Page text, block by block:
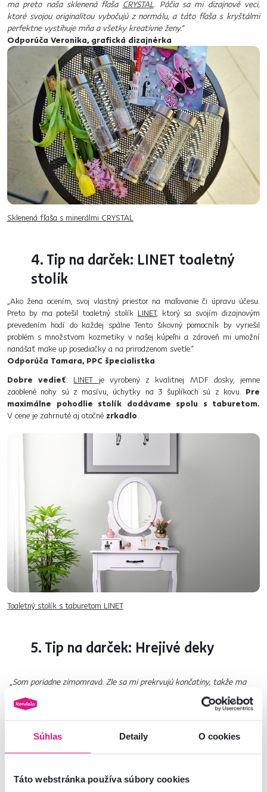
Súhlas Detaily O cookies
Táto webstránka používa súbory cookies
ma preto naša sklenená fľaša CRYSTAL. Páčia sa mi dizajnové veci,
ktoré svojou originalitou vybočujú z normálu, a táto fľaša s kryštálmi
perfektne vystihuje mňa a všetky kreatívne ženy.“
Odporúča Veronika, grafická dizajnérka
Sklenená fľaša s minerálmi CRYSTAL
4. Tip na darček: LINET toaletný
stolík
„Ako žena ocením, svoj vlastný priestor na maľovanie či úpravu účesu.
Preto by ma potešil toaletný stolík LINET, ktorý sa svojím dizajnovým
prevedením hodí do každej spálne Tento šikovný pomocník by vyriešil
problém s množstvom kozmetiky v našej kúpeľni a zároveň mi umožní
nanášať make up posediačky a na prirodzenom svetle.“
Odporúča Tamara, PPC špecialistka
Dobre vedieť: LINET je vyrobený z kvalitnej MDF dosky, jemne
zaoblené nohy sú z masívu, úchytky na 3 šuplíkoch sú z kovu. Pre
maximálne pohodlie stolík dodávame spolu s taburetom.
V cene je zahrnuté aj otočné zrkadlo.
Toaletný stolík s taburetom LINET
5. Tip na darček: Hrejivé deky
„Som poriadne zimomravá. Zle sa mi prekrvujú končatiny, takže ma
najviac poteší čokoľvek teplé a hrejivé. Týmto problémom trpí mnoho
žien, a preto si myslím, že nikdy neurobíte chybu s extra hrubou dekou.
ja, jej zimný vzor sa jej bude určite páčiť.
Odporúča Petra, špecialistka na newslettere